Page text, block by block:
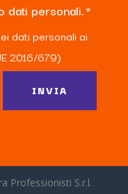
dati personali.
dati personali ai
2016/679)
INVIA
Professionisti S.r.l.